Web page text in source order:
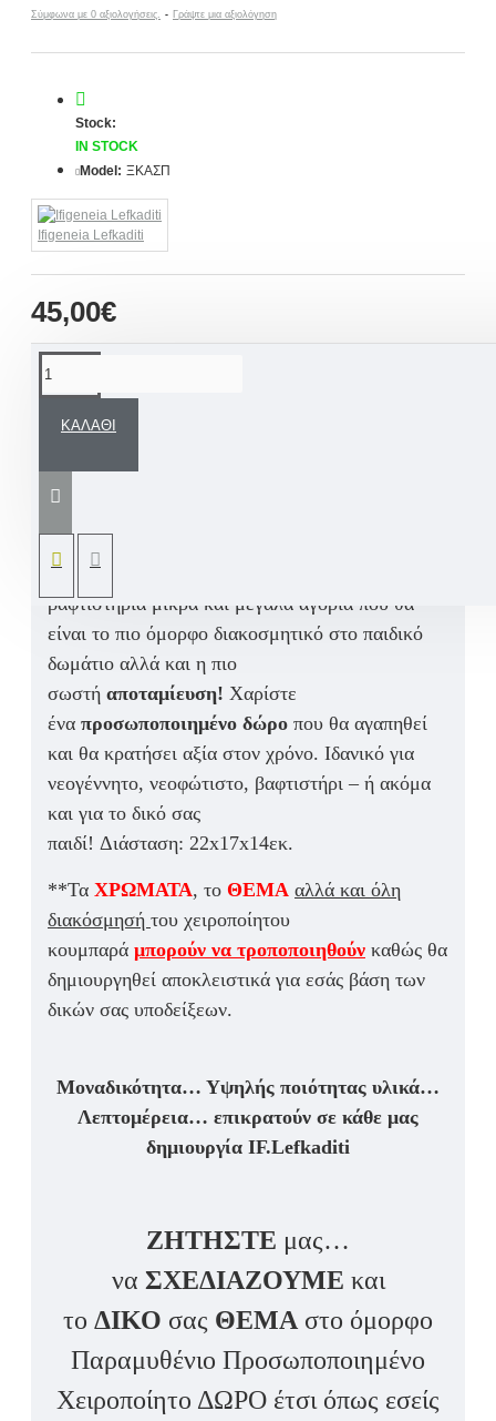
Σύμφωνα με 0 αξιολογήσεις. - Γράψτε μια αξιολόγηση
45,00€
Stock:
IN STOCK
Model: ΞΚΑΣΠ
Ifigeneia Lefkaditi
ΚΑΛΆΘΙ
αγόρι. Ξύλινος μεγάλος κουμπαράς σε σχέδιο
Σπάιντερμαν.
βαφτιστήρια μικρά και μεγάλα αγόρια που θα
είναι το πιο όμορφο διακοσμητικό στο παιδικό
δωμάτιο αλλά και η πιο
σωστή αποταμίευση! Χαρίστε
ένα προσωποποιημένο δώρο που θα αγαπηθεί
και θα κρατήσει αξία στον χρόνο. Ιδανικό για
νεογέννητο, νεοφώτιστο, βαφτιστήρι – ή ακόμα
και για το δικό σας
παιδί! Διάσταση: 22x17x14εκ.
**Τα ΧΡΩΜΑΤΑ, το ΘΕΜΑ αλλά και όλη
διακόσμησή του χειροποίητου
κουμπαρά μπορούν να τροποποιηθούν καθώς θα
δημιουργηθεί αποκλειστικά για εσάς βάση των
δικών σας υποδείξεων.
Μοναδικότητα… Υψηλής ποιότητας υλικά…
Λεπτομέρεια… επικρατούν σε κάθε μας
δημιουργία IF.Lefkaditi
ΖΗΤΗΣΤΕ μας…
να ΣΧΕΔΙΑΖΟΥΜΕ και
το ΔΙΚΟ σας ΘΕΜΑστο όμορφο
Παραμυθένιο Προσωποποιημένο
Χειροποίητο ΔΩΡΟ έτσι όπως εσείς